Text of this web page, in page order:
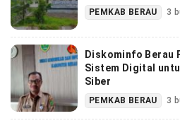
PEMKAB BERAU 3
Diskominfo Berau
Sistem Digital
Siber
PEMKAB BERAU 3